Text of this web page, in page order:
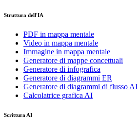
Struttura dell'IA
PDF in mappa mentale
Video in mappa mentale
Immagine in mappa mentale
Generatore di mappe concettuali
Generatore di infografica
Generatore di diagrammi ER
Generatore di diagrammi di flusso AI
Calcolatrice grafica AI
Scrittura AI